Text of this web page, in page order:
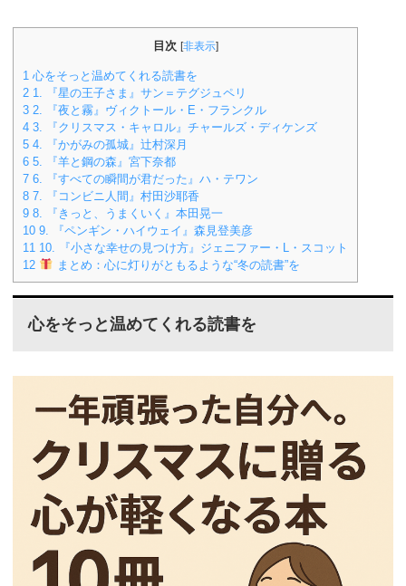
目次 [非表示]
1 心をそっと温めてくれる読書を
2 1. 『星の王子さま』サン＝テグジュペリ
3 2. 『夜と霧』ヴィクトール・E・フランクル
4 3. 『クリスマス・キャロル』チャールズ・ディケンズ
5 4. 『かがみの孤城』辻村深月
6 5. 『羊と鋼の森』宮下奈都
7 6. 『すべての瞬間が君だった』ハ・テワン
8 7. 『コンビニ人間』村田沙耶香
9 8. 『きっと、うまくいく』本田晃一
10 9. 『ペンギン・ハイウェイ』森見登美彦
11 10. 『小さな幸せの見つけ方』ジェニファー・L・スコット
12
まとめ：心に灯りがともるような“冬の読書”を
心をそっと温めてくれる読書を